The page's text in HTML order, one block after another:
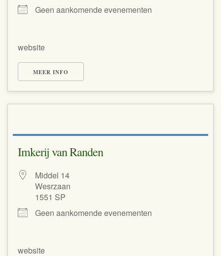
Geen aankomende evenementen
website
MEER INFO
Imkerij van Randen
Middel 14
Wesrzaan
1551 SP
Geen aankomende evenementen
website